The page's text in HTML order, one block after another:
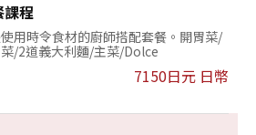
課程
用時令食材的廚師搭配套餐。開胃菜/
/2道義大利麵/主菜/Dolce
7150日元 日幣